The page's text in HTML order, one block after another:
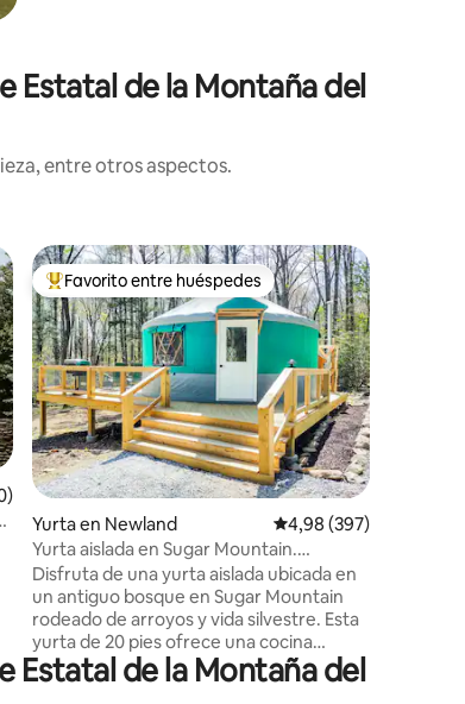
Estatal de la Montaña del
entre otros aspectos.
promedio: 5,0 de 5. 450 evaluaciones
Favorito entre los huéspedes más destacados
Favorito entre huéspedes
Yurta en Newland Calificación promedio:
4,98 (397)
Yurta aislada en Sugar Mountain.
Amueblado, jacuzzi
Disfruta de una yurta aislada ubicada en
un antiguo bosque en Sugar Mountain
rodeado de arroyos y vida silvestre. Esta
yurta de 20 pies ofrece una cocina
amueblada, baño completo, jacuzzi
privado, calefacción y aire acondicionado
Estatal de la Montaña del